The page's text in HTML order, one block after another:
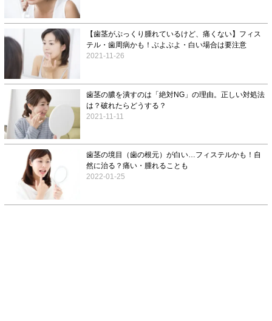
【歯茎がぷっくり腫れているけど、痛くない】フィス
テル・歯周病かも！ぶよぶよ・白い場合は要注意
2021-11-26
歯茎の膿を潰すのは「絶対NG」の理由。正しい対処法
は？破れたらどうする？
2021-11-11
歯茎の境目（歯の根元）が白い…フィステルかも！自
然に治る？痛い・腫れることも
2022-01-25